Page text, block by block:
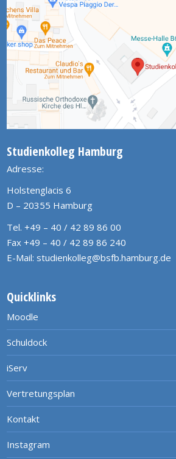
Studienkolleg Hamburg
Adresse:
Holstenglacis 6
D – 20355 Hamburg
Tel. +49 – 40 / 42 89 86 00
Fax +49 – 40 / 42 89 86 240
E-Mail: studienkolleg@bsfb.hamburg.de
Quicklinks
Moodle
Schuldock
iServ
Vertretungsplan
Kontakt
Instagram